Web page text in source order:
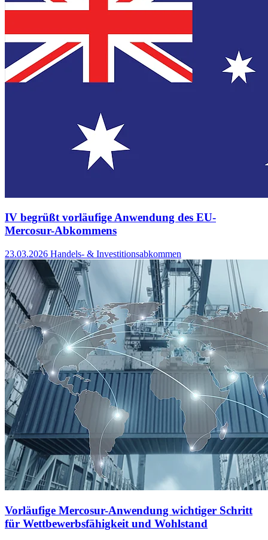
IV begrüßt vorläufige Anwendung des EU-
Mercosur-Abkommens
23.03.2026 Handels- & Investitionsabkommen
Vorläufige Mercosur-Anwendung wichtiger Schritt
für Wettbewerbsfähigkeit und Wohlstand